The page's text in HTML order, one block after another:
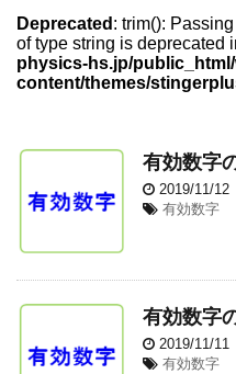
Deprecated : trim():
of type string is deprecated
physics-hs.jp/
content/themes/
有効数字
2019/11/12
有効数字
有効数字
2019/11/11
有効数字